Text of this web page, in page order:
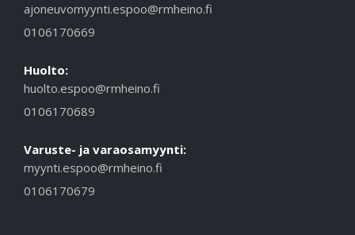
ajoneuvomyynti.espoo@rmheino.fi
0106170669
Huolto:
huolto.espoo@rmheino.fi
0106170689
Varuste- ja varaosamyynti:
myynti.espoo@rmheino.fi
0106170679